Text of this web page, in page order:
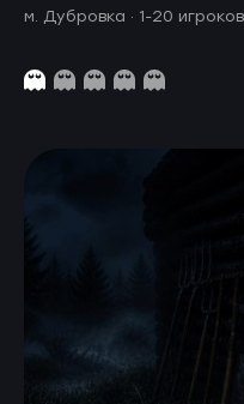
м. Дубровка · 1-20